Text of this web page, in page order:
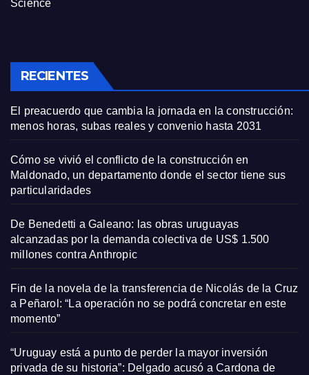
Science
RECIENTES
El preacuerdo que cambia la jornada en la construcción:
menos horas, subas reales y convenio hasta 2031
Cómo se vivió el conflicto de la construcción en
Maldonado, un departamento donde el sector tiene sus
particularidades
De Benedetti a Galeano: las obras uruguayas
alcanzadas por la demanda colectiva de US$ 1.500
millones contra Anthropic
Fin de la novela de la transferencia de Nicolás de la Cruz
a Peñarol: “La operación no se podrá concretar en este
momento”
“Uruguay está a punto de perder la mayor inversión
privada de su historia”: Delgado acusó a Cardona de